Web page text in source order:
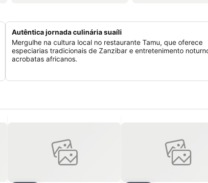
Autêntica jornada culinária suaíli
Mergulhe na cultura local no restaurante Tamu, que oferece
especiarias tradicionais de Zanzibar e entretenimento
acrobatas africanos.